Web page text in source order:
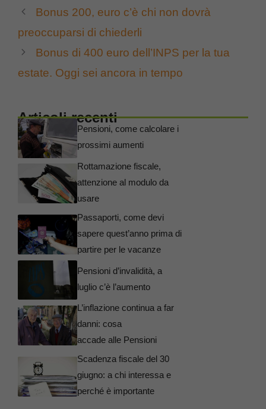
Bonus 200, euro c’è chi non dovrà
preoccuparsi di chiederli
Bonus di 400 euro dell’INPS per la tua
estate. Oggi sei ancora in tempo
Articoli recenti
Pensioni, come calcolare i
prossimi aumenti
Rottamazione fiscale,
attenzione al modulo da
usare
Passaporti, come devi
sapere quest’anno prima di
partire per le vacanze
Pensioni d’invalidità, a
luglio c’è l’aumento
L’inflazione continua a far
danni: cosa
accade alle Pensioni
Scadenza fiscale del 30
giugno: a chi interessa e
perché è importante